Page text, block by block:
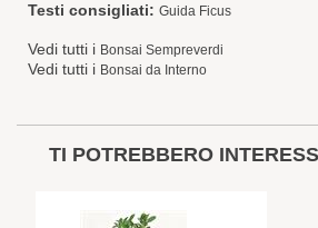
Testi consigliati: Guida Ficus
Vedi tutti i Bonsai Sempreverdi
Vedi tutti i Bonsai da Interno
TI POTREBBERO